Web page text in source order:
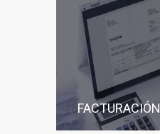
FACTURACIÓN